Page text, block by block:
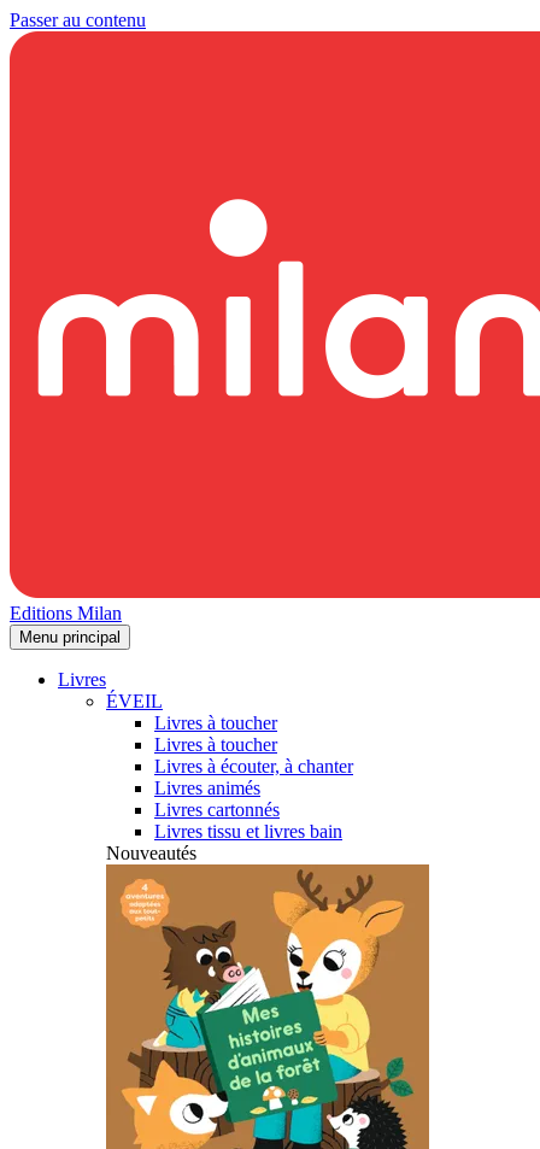
Passer au contenu
Editions Milan
Menu principal
Livres
ÉVEIL
Livres à toucher
Livres à toucher
Livres à écouter, à chanter
Livres animés
Livres cartonnés
Livres tissu et livres bain
Nouveautés